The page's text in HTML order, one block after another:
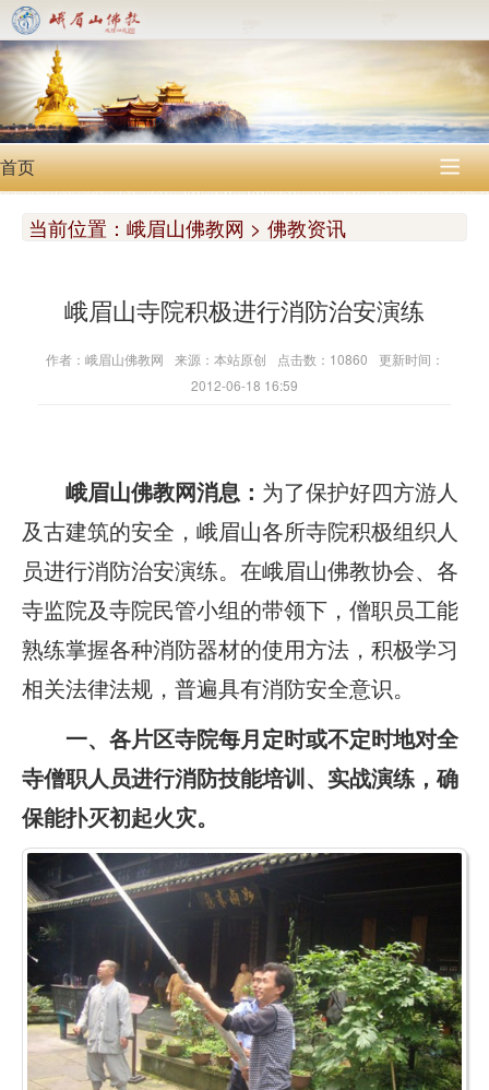
首页 
当前位置： 峨眉山佛教网 > 佛教资讯
峨眉山寺院积极进行消防治安演练
作者：峨眉山佛教网 来源：本站原创 点击数：10860
更新时间：
2012-06-18 16:59
峨眉山佛教网消息： 为了保护好四方游人
及古建筑的安全，峨眉山各所寺院积极组织人
员进行消防治安演练。在峨眉山佛教协会、各
寺监院及寺院民管小组的带领下，僧职员工能
熟练掌握各种消防器材的使用方法，积极学习
相关法律法规，普遍具有消防安全意识。
一、各片区寺院每月定时或不定时地对全
寺僧职人员进行消防技能培训、实战演练，确
保能扑灭初起火灾。